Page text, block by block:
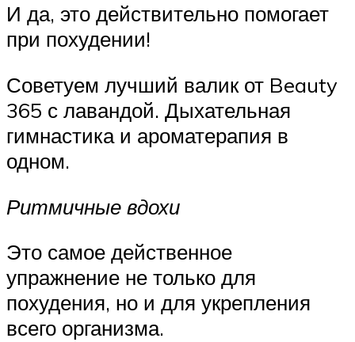
И да, это действительно помогает
при похудении!
Советуем лучший валик от Beauty
365 с лавандой. Дыхательная
гимнастика и ароматерапия в
одном.
Ритмичные вдохи
Это самое действенное
упражнение не только для
похудения, но и для укрепления
всего организма.